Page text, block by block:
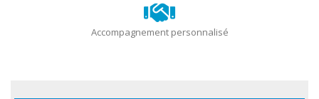
Accompagnement personnalisé